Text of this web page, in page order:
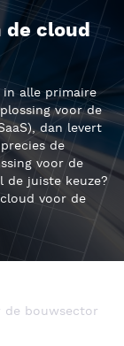
de cloud
in alle primaire
voor de
dan levert
de
voor de
de juiste keuze?
voor de
de bouwsector